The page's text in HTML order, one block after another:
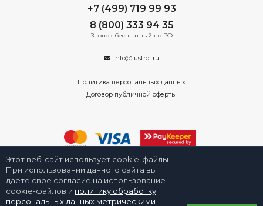
+7 (499) 719 99 93
8 (800) 333 94 35
Звонок бесплатный по РФ
info@lustrof.ru
Политика персональных данных
Договор публичной оферты
2008-2026 © Интернет-магазин «Люстроф» в Санкт-Петербурге -
приборы освещения для дома и улицы. Все права защищены.
Этот веб-сайт использует cookie-файлы.
При использовании данного сайта вы
даете свое согласие на использование
cookie-файлов и политику обработку
персональных данных метрическими